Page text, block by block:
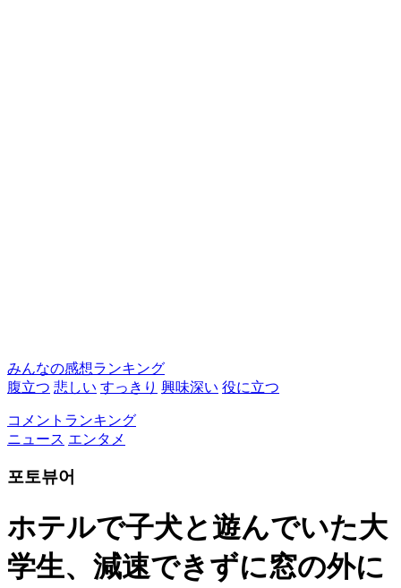
みんなの感想ランキング
腹立つ 悲しい すっきり 興味深い 役に立つ
コメントランキング
ニュース エンタメ
포토뷰어
ホテルで子犬と遊んでいた大
学生、減速できずに窓の外に